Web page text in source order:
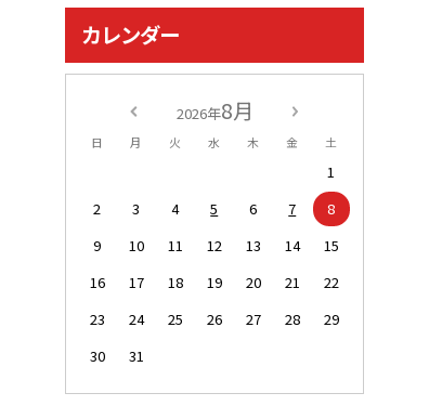
カレンダー
2026年8月
日 月 火 水 木 金 土
1
2
3 4 5 6 7
8
9
10 11 12 13 14
15
16
17 18 19 20 21
22
23
24 25 26 27 28
29
30
31